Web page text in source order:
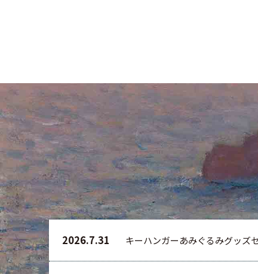
2026.7.31 キーハンガーあみぐるみグッズ